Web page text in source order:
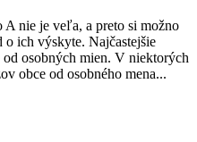
A nie je veľa, a preto si možno
ich výskyte. Najčastejšie
osobných mien. V niektorých
obce od osobného mena...